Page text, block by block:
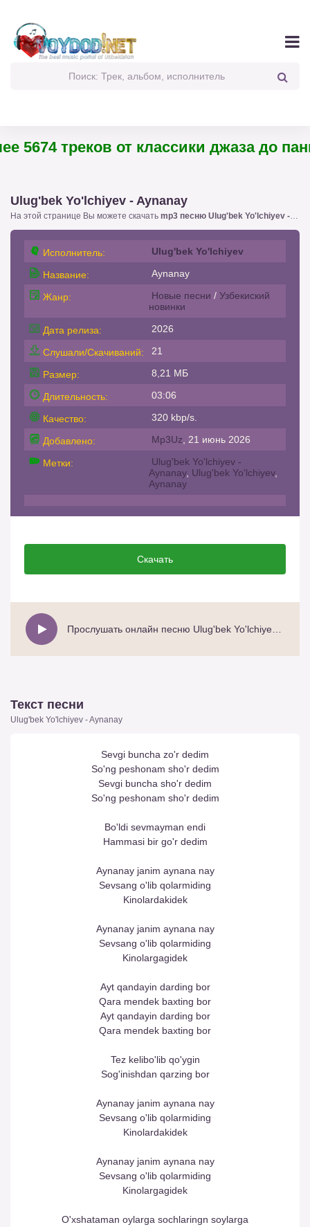
треков от классики джаза до панк-
Ulug'bek Yo'lchiyev - Aynanay
На этой странице Вы можете скачать mp3 песню Ulug'bek Yo'lchiyev - Aynanay
Исполнитель: Ulug'bek Yo'lchiyev
Название: Aynanay
Жанр: Новые песни / Узбекиский
новинки
Дата релиза: 2026
Слушали/Скачиваний: 21
Размер: 8,21 МБ
Длительность: 03:06
Качество: 320 kbp/s.
Добавлено: Mp3Uz , 21 июнь 2026
Метки:
Ulug'bek Yo'lchiyev -
Aynanay, Ulug'bek Yo'lchiyev,
Aynanay
Скачать
Текст песни
Ulug'bek Yo'lchiyev - Aynanay
Sevgi buncha zo'r dedim
So'ng peshonam sho'r dedim
Sevgi buncha sho'r dedim
So'ng peshonam sho'r dedim
Bo'ldi sevmayman endi
Hammasi bir go'r dedim
Aynanay janim aynana nay
Sevsang o'lib qolarmiding
Kinolardakidek
Aynanay janim aynana nay
Sevsang o'lib qolarmiding
Kinolargagidek
Ayt qandayin darding bor
Qara mendek baxting bor
Ayt qandayin darding bor
Qara mendek baxting bor
Tez kelibo'lib qo'ygin
Sog'inishdan qarzing bor
Aynanay janim aynana nay
Sevsang o'lib qolarmiding
Kinolardakidek
Aynanay janim aynana nay
Sevsang o'lib qolarmiding
Kinolargagidek
O'xshataman oylarga sochlaringn soylarga